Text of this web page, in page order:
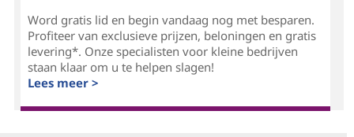
Word gratis lid en begin vandaag nog met besparen.
Profiteer van exclusieve prijzen, beloningen en gratis
levering*. Onze specialisten voor kleine bedrijven
staan klaar om u te helpen slagen!
Lees meer >